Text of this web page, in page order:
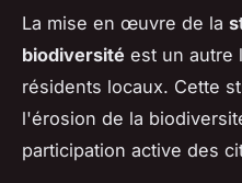
La mise en œuvre de la
biodiversité est un autre
résidents locaux. Cette
l'érosion de la
participation active des